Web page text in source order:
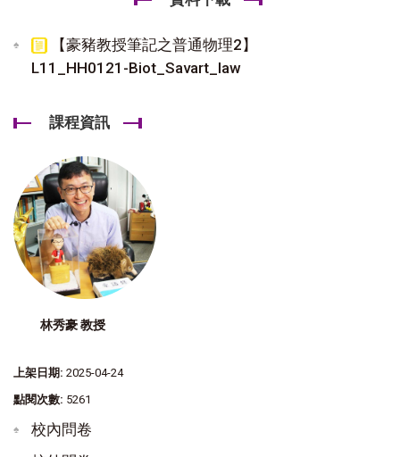
【豪豬教授筆記之普通物理2】
L11_HH0121-Biot_Savart_law
課程資訊
林秀豪 教授
上架日期: 2025-04-24
點閱次數: 5261
校內問卷